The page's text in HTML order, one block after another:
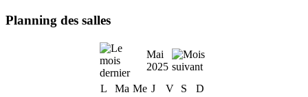
Planning des salles
Mai
2025
L
Ma Me J V S
D